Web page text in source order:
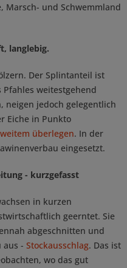
Marsch- und Schwemmland
langlebig.
Der Splintanteil ist
weitestgehend
neigen jedoch gelegentlich
Eiche in Punkto
überlegen. In der
eingesetzt.
- kurzgefasst
in kurzen
geerntet. Sie
abgeschnitten und
aus - Stockausschlag. Das ist
wo das gut